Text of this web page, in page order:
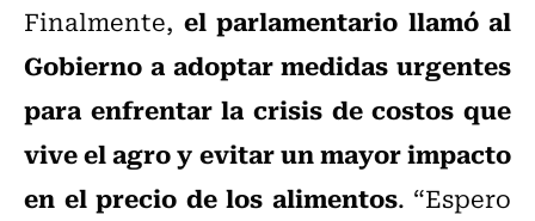
Finalmente, el parlamentario llamó al
Gobierno a adoptar medidas urgentes
para enfrentar la crisis de costos que
vive el agro y evitar un mayor impacto
en el precio de los alimentos. “Espero